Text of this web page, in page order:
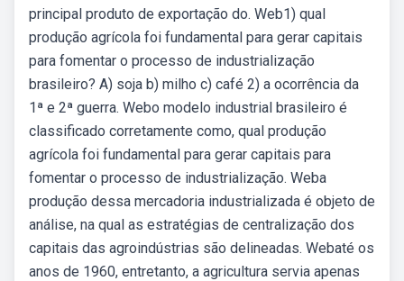
principal produto de exportação do. Web1) qual
produção agrícola foi fundamental para gerar capitais
para fomentar o processo de industrialização
brasileiro? A) soja b) milho c) café 2) a ocorrência da
1ª e 2ª guerra. Webo modelo industrial brasileiro é
classificado corretamente como, qual produção
agrícola foi fundamental para gerar capitais para
fomentar o processo de industrialização. Weba
produção dessa mercadoria industrializada é objeto de
análise, na qual as estratégias de centralização dos
capitais das agroindústrias são delineadas. Webaté os
anos de 1960, entretanto, a agricultura servia apenas